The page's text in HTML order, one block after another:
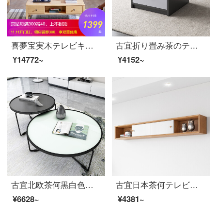
喜夢宝実木テレビキャビネット客間ロッカーテレビキャビネット松木客間家具1.5メートルテレビキャビネット
¥14772~
古宜折り畳み茶のテーブルとテーブルの二つを現代の簡単で小型な家庭用創意家具のリビングルームで多機能伸縮茶卓多機能茶卓【セットで家まで配達する】
¥4152~
古宜北欧茶何黒白色簡約現代客間創意家具丸みを組み合わせた小さな戸型ガラス鉄器ブラックフレーム【大】
¥6628~
古宜日本茶何テレビの箱の組み合わせの小さい部屋型は簡単で現代家庭用のクヌギの足のコーヒーテーブルの客間の家具のハンガーを並べます。
¥4381~